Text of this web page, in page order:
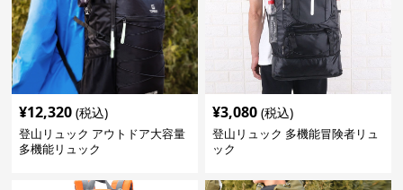
¥12,320 (税込)
登山リュック アウトドア大容量
多機能リュック
¥3,080 (税込)
登山リュック 多機能冒険者リュ
ック